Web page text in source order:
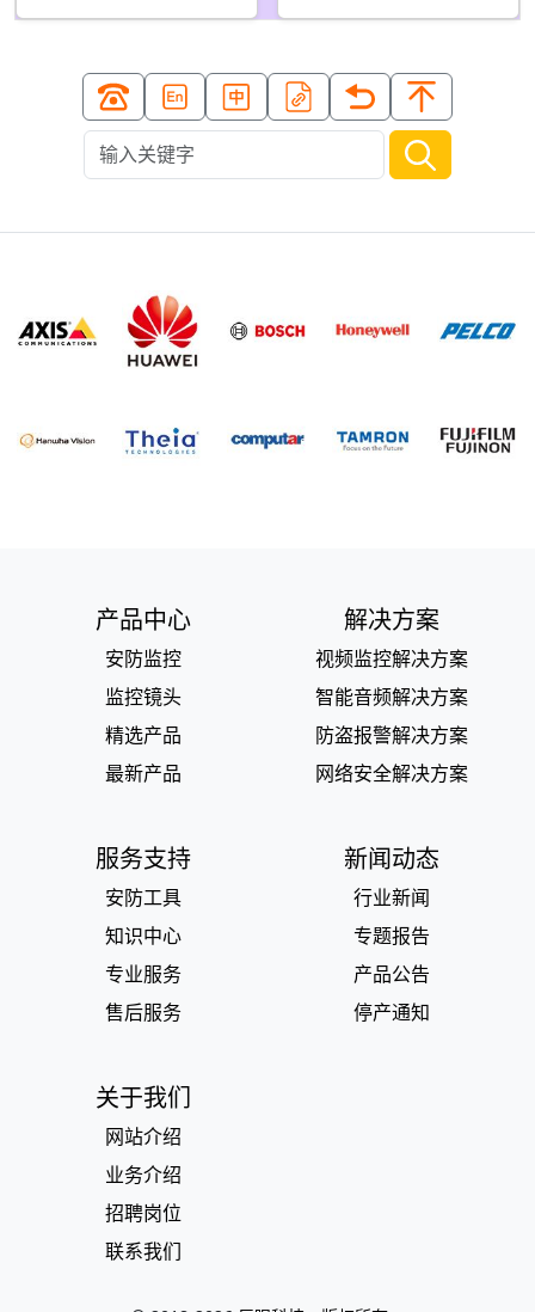
2.3mm F1.4 单焦手动
光圈(CS接口)
5.8-121mm F1.8 21倍
电动变焦视频自动光圈
产品中心
安防监控
监控镜头
精选产品
最新产品
解决方案
视频监控解决方案
智能音频解决方案
防盗报警解决方案
网络安全解决方案
服务支持
安防工具
知识中心
专业服务
售后服务
新闻动态
行业新闻
专题报告
产品公告
停产通知
关于我们
网站介绍
业务介绍
招聘岗位
联系我们